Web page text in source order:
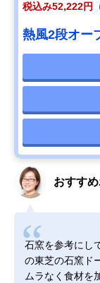
税込み52,222円
熱風2段オー
おすす
石窯を参考にし
の東芝の石窯ド
ムラなく食材を